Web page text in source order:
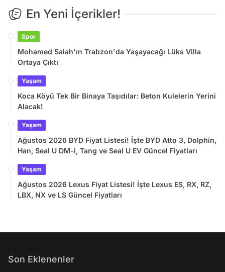
En Yeni İçerikler!
Spor
Mohamed Salah'ın Trabzon'da Yaşayacağı Lüks Villa
Ortaya Çıktı
Yaşam
Koca Köyü Tek Bir Binaya Taşıdılar: Beton Kulelerin Yerini
Alacak!
Yaşam
Ağustos 2026 BYD Fiyat Listesi! İşte BYD Atto 3, Dolphin,
Han, Seal U DM-i, Tang ve Seal U EV Güncel Fiyatları
Yaşam
Ağustos 2026 Lexus Fiyat Listesi! İşte Lexus ES, RX, RZ,
LBX, NX ve LS Güncel Fiyatları
Son Eklenenler